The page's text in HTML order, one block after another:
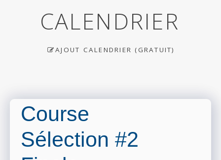
CALENDRIER
AJOUT CALENDRIER (GRATUIT)
Course
Sélection #2